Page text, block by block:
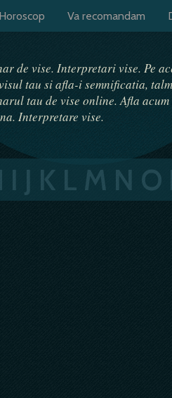
Horoscop Va recomandam
de vise. Interpretari vise. Pe
tau si afla-i semnificatia,
tau de vise online. Afla
Interpretare vise.
I J K L M N O